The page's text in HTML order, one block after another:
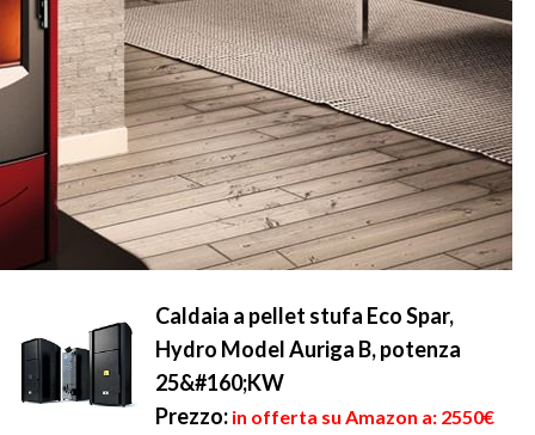
Caldaia a pellet stufa Eco Spar,
Hydro Model Auriga B, potenza
25&#160;KW
Prezzo: in offerta su Amazon a: 2550€